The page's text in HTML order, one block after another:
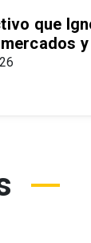
que